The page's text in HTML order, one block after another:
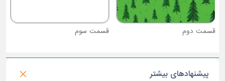
قسمت دوم قسمت سوم
پیشنهادهای بیشتر